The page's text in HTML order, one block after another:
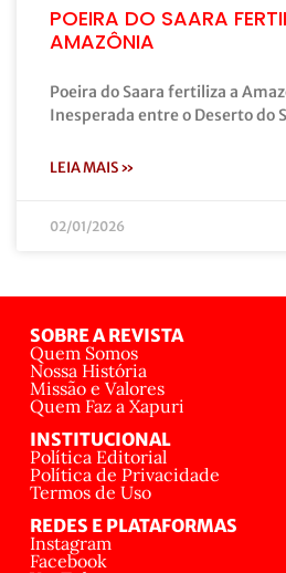
POEIRA DO SAARA
AMAZÔNIA
Poeira do Saara fertiliza a
Inesperada entre o Deserto do
LEIA MAIS »
02/01/2026
SOBRE A REVISTA
Quem Somos
Nossa História
Missão e Valores
Quem Faz a Xapuri
INSTITUCIONAL
Política Editorial
Política de Privacidade
Termos de Uso
REDES E PLATAFORMAS
Instagram
Facebook